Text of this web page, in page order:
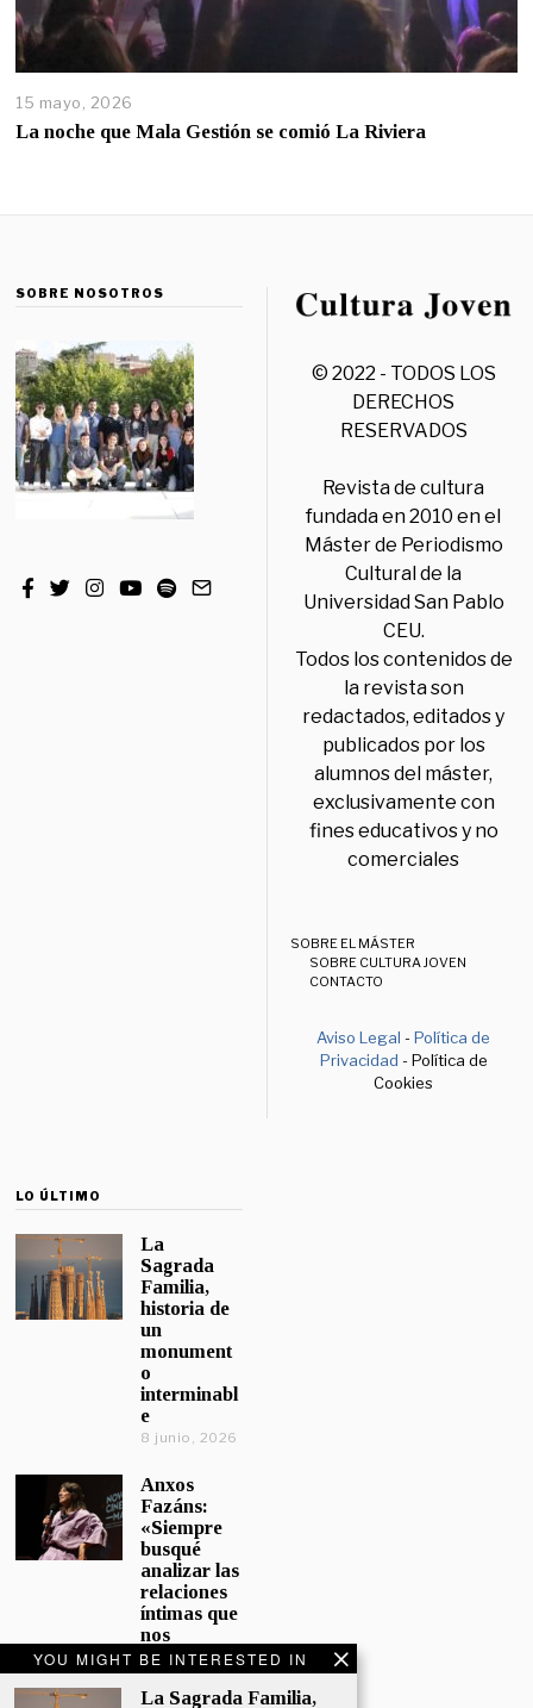
YOU MIGHT BE INTERESTED IN
La Sagrada Familia,
15 mayo, 2026
La noche que Mala Gestión se comió La Riviera
SOBRE NOSOTROS
© 2022 - TODOS LOS
DERECHOS
RESERVADOS
Revista de cultura
fundada en 2010 en el
Máster de Periodismo
Cultural de la
Universidad San Pablo
CEU.
Todos los contenidos de
la revista son
redactados, editados y
publicados por los
alumnos del máster,
exclusivamente con
fines educativos y no
comerciales
SOBRE EL MÁSTER
SOBRE CULTURA JOVEN
CONTACTO
Aviso Legal -Política de
Privacidad - Política de
Cookies
LO ÚLTIMO
La
Sagrada
Familia,
historia de
un
monument
o
interminabl
e
8 junio, 2026
Anxos
Fazáns:
«Siempre
busqué
analizar las
relaciones
íntimas que
nos
afectan»
5 junio, 2026